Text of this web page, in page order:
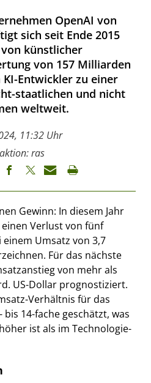
OpenAI von
sich seit Ende 2015
künstlicher
von 157 Milliarden
Entwickler zu einer
staatlichen und nicht
weltweit.
11:32 Uhr
ras
Gewinn: In diesem Jahr
Verlust von fünf
Umsatz von 3,7
Für das nächste
von mehr als
US-Dollar prognostiziert.
Verhältnis für das
bis 14-fache geschätzt, was
ist als im Technologie-